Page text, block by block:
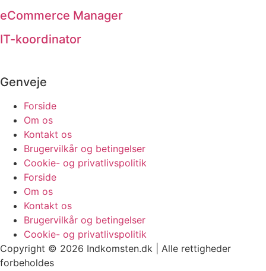
eCommerce Manager
IT-koordinator
Genveje
Forside
Om os
Kontakt os
Brugervilkår og betingelser
Cookie- og privatlivspolitik
Forside
Om os
Kontakt os
Brugervilkår og betingelser
Cookie- og privatlivspolitik
Copyright © 2026 Indkomsten.dk | Alle rettigheder
forbeholdes